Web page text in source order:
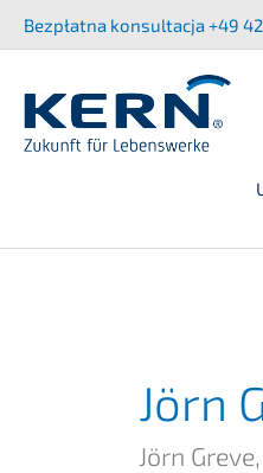
treści
Bezpłat­na konsult­ac­ja +49
Jörn
Jörn